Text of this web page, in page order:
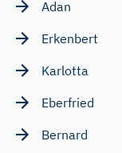
Adan
Erkenbert
Karlotta
Eberfried
Bernard